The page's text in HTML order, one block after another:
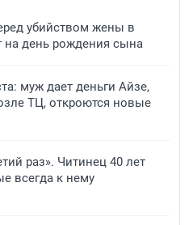
убийством жены в
на день рождения сына
муж дает деньги Айзе,
ТЦ, откроются новые
раз». Читинец 40 лет
всегда к нему